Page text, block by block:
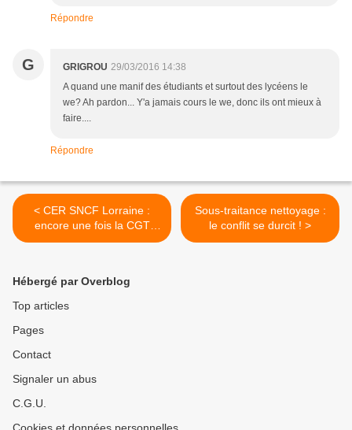
Répondre
G GRIGROU 29/03/2016 14:38
A quand une manif des étudiants et surtout des lycéens le
we? Ah pardon... Y'a jamais cours le we, donc ils ont mieux à
faire....
Répondre
< CER SNCF Lorraine :
encore une fois la CGT
patron-voyou !
Sous-traitance nettoyage :
le conflit se durcit ! >
Hébergé par Overblog
Top articles
Pages
Contact
Signaler un abus
C.G.U.